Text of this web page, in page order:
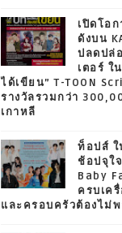
เปิดโอ
ดังบน
ปลดปล่
เตอร์ ใ
ได้เขียน” T-TOON
รางวัลรวมกว่า
เกาหลี
ท็อปส์ ใ
ช้อปจุใ
Baby
ครบเค
และครอบครัวต้องไม่